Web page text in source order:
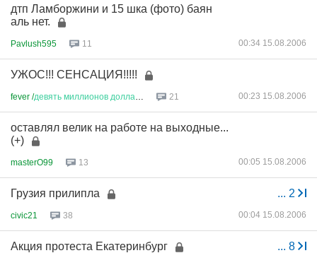
дтп Ламборжини и 15 шка (фото) баян
аль нет.
Pavlush595 11 00:34 15.08.2006
УЖОС!!! СЕНСАЦИЯ!!!!!
fever /девять миллионов доллар 21 00:23 15.08.2006
оставлял велик на работе на выходные...
(+)
masterO99 13 00:05 15.08.2006
... 2
Грузия прилипла
civic21 38 00:04 15.08.2006
... 8
Акция протеста Екатеринбург